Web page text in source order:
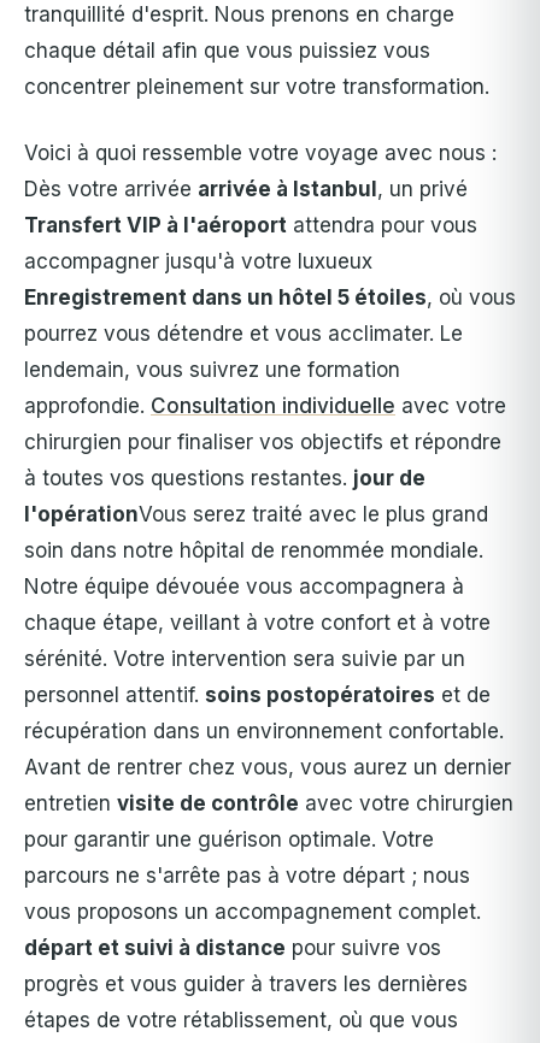
tranquillité d'esprit. Nous prenons en charge
chaque détail afin que vous puissiez vous
concentrer pleinement sur votre transformation.
Voici à quoi ressemble votre voyage avec nous :
Dès votre arrivée arrivée à Istanbul , un privé
Transfert VIP à l'aéroport attendra pour vous
accompagner jusqu'à votre luxueux
Enregistrement dans un hôtel 5 étoiles, où vous
pourrez vous détendre et vous acclimater. Le
lendemain, vous suivrez une formation
approfondie. Consultation individuelle avec votre
chirurgien pour finaliser vos objectifs et répondre
à toutes vos questions restantes. jour de
l'opérationVous serez traité avec le plus grand
soin dans notre hôpital de renommée mondiale.
Notre équipe dévouée vous accompagnera à
chaque étape, veillant à votre confort et à votre
sérénité. Votre intervention sera suivie par un
personnel attentif. soins postopératoires et de
récupération dans un environnement confortable.
Avant de rentrer chez vous, vous aurez un dernier
entretien visite de contrôle avec votre chirurgien
pour garantir une guérison optimale. Votre
parcours ne s'arrête pas à votre départ ; nous
vous proposons un accompagnement complet.
départ et suivi à distance pour suivre vos
progrès et vous guider à travers les dernières
étapes de votre rétablissement, où que vous